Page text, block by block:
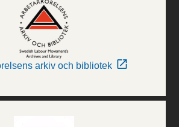
arkiv och bibliotek